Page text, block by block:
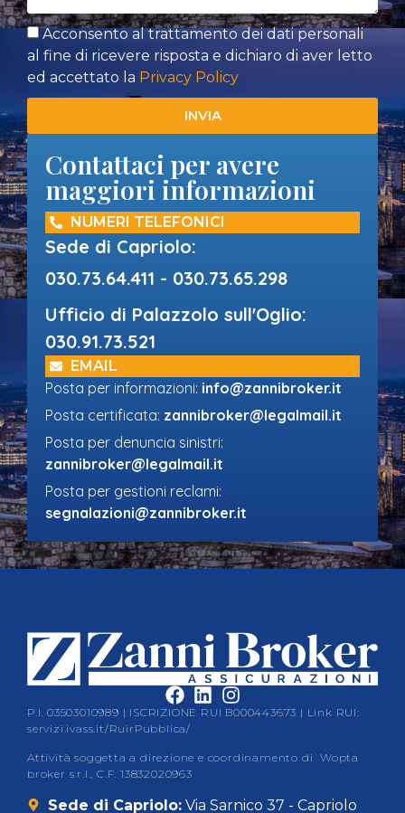
Contattaci per avere
maggiori informazioni
NUMERI TELEFONICI
Sede di Capriolo:
030.73.64.411 - 030.73.65.298
Ufficio di Palazzolo sull'Oglio:
030.91.73.521
EMAIL
Posta per informazioni: info@zannibroker.it
Posta certificata: zannibroker@legalmail.it
Posta per denuncia sinistri:
zannibroker@legalmail.it
Posta per gestioni reclami:
segnalazioni@zannibroker.it
Acconsento al trattamento dei dati personali
al fine di ricevere risposta e dichiaro di aver letto
ed accettato la Privacy Policy
INVIA
P.I. 03503010989 | ISCRIZIONE RUI B000443673 | Link RUI:
servizi.ivass.it/RuirPubblica/
Attività soggetta a direzione e coordinamento di Wopta
broker s.r.l., C.F. 13832020963
Sede di Capriolo:Via Sarnico 37 - Capriolo